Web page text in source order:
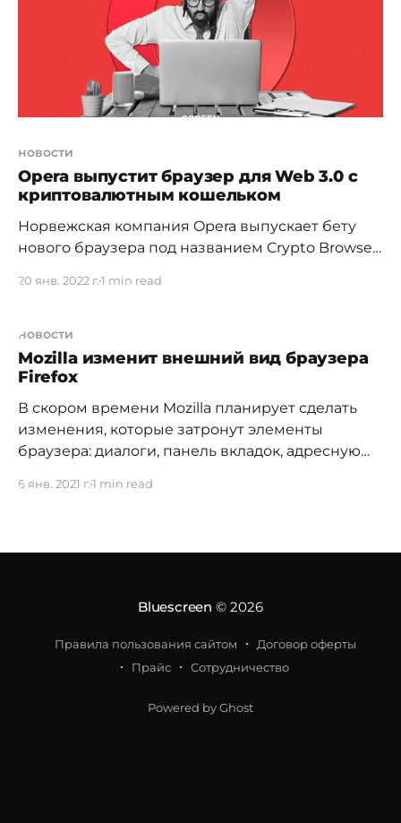
новости
Opera выпустит браузер для Web 3.0 с
криптовалютным кошельком
Норвежская компания Opera выпускает бету
нового браузера под названием Crypto Browser
криптовалюты. Этот новый "криптовалютный
браузер" Opera будет доступен для
пользователей Windows, Mac и Android. Также
интересно, что внутри будет
20 янв. 2022 г.1 min read
новости
Mozilla изменит внешний вид браузера
Firefox
В скором времени Mozilla планирует сделать
изменения, которые затронут элементы
браузера: диалоги, панель вкладок, адресную
как одна вкладка. Сам
6 янв. 2021 г.1 min read
Bluescreen © 2026
Правила пользования сайтом
Договор оферты
Прайс
Сотрудничество
Powered by Ghost